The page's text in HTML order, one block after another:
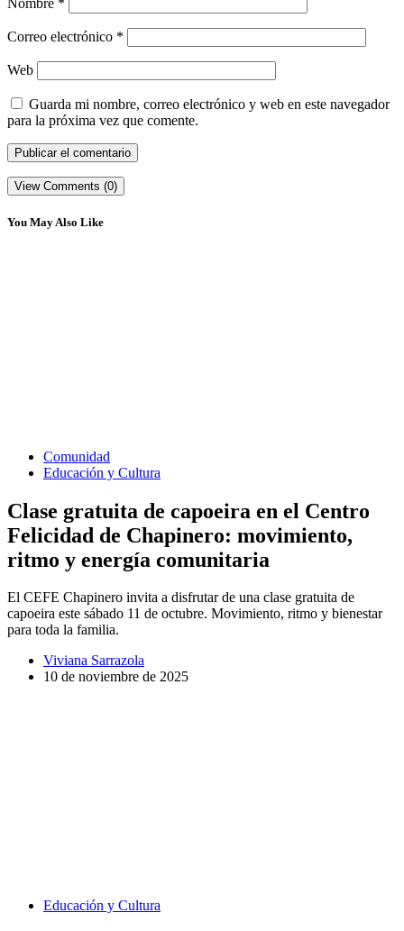
Nombre *
Correo electrónico *
Web
Guarda mi nombre, correo electrónico y web en este navegador
para la próxima vez que comente.
View Comments (0)
You May Also Like
Comunidad
Educación y Cultura
Clase gratuita de capoeira en el Centro
Felicidad de Chapinero: movimiento,
ritmo y energía comunitaria
El CEFE Chapinero invita a disfrutar de una clase gratuita de
capoeira este sábado 11 de octubre. Movimiento, ritmo y bienestar
para toda la familia.
Viviana Sarrazola
10 de noviembre de 2025
Educación y Cultura